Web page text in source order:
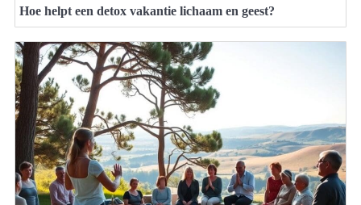
Hoe helpt een detox vakantie lichaam en geest?